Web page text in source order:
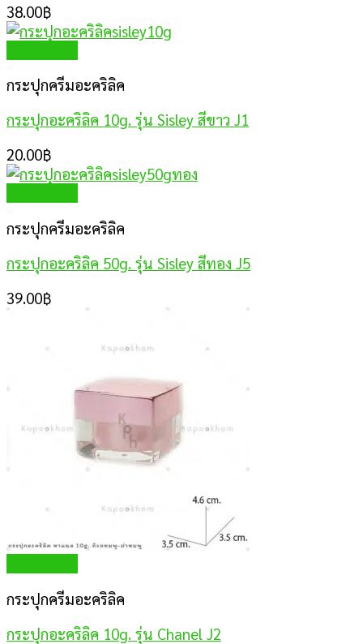
38.00฿
กระปุกครีมอะคริลิค
กระปุกอะคริลิค 10g. รุ่น Sisley สีขาว J1
20.00฿
กระปุกครีมอะคริลิค
กระปุกอะคริลิค 50g. รุ่น Sisley สีทอง J5
39.00฿
กระปุกครีมอะคริลิค
กระปุกอะคริลิค 10g. รุ่น Chanel J2